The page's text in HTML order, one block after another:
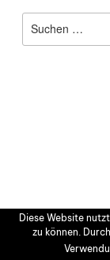
Suchen
nach:
Diese Website
zu können.